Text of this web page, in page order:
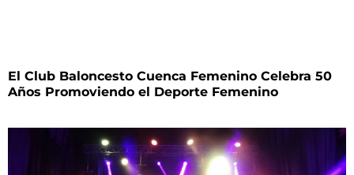
El Club Baloncesto Cuenca Femenino Celebra 50
Años Promoviendo el Deporte Femenino